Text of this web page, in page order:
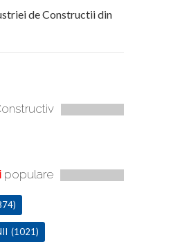
de Constructii din
populare
(1021)